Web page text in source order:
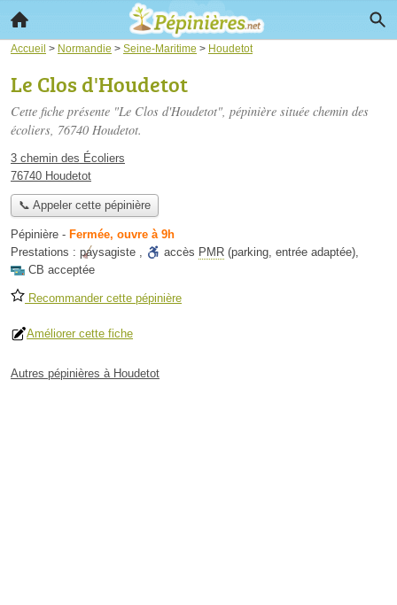
Accueil > Normandie > Seine-Maritime > Houdetot
Le Clos d'Houdetot
Cette fiche présente "Le Clos d'Houdetot", pépinière située chemin des
écoliers, 76740 Houdetot.
3 chemin des Écoliers
76740 Houdetot
📞 Appeler cette pépinière
Pépinière - Fermée, ouvre à 9h
Prestations : paysagiste , accès PMR (parking, entrée adaptée),
CB acceptée
Recommander cette pépinière
Améliorer cette fiche
Autres pépinières à Houdetot